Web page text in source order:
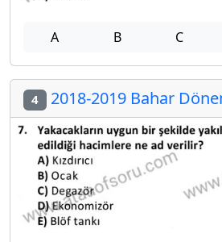
A B C
4 2018-2019 Bahar